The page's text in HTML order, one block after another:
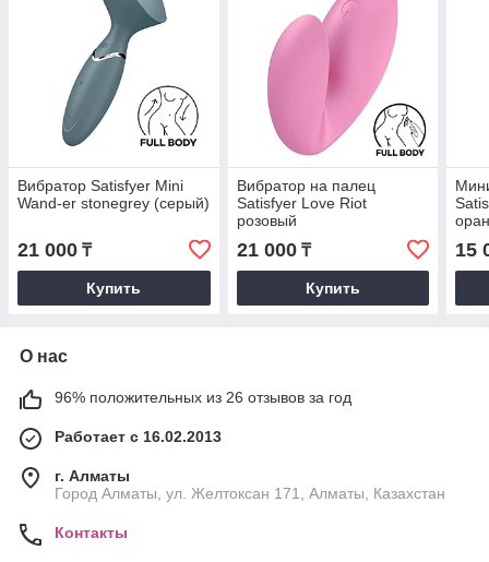
Вибратор Satisfyer Mini
Wand-er stonegrey (серый)
21 000 ₸
Купить
Вибратор на палец
Satisfyer Love Riot
розовый
21 000₸
Купить
15
О нас
96% положительных из 26 отзывов за год
Работает с 16.02.2013
г. Алматы
Город Алматы, ул. Желтоксан 171, Алматы, Казахстан
Контакты